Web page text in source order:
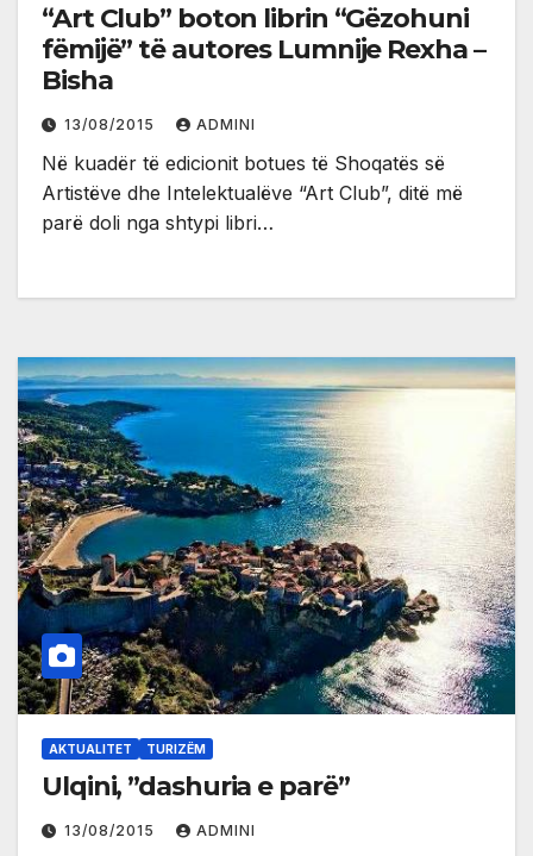
“Art Club” boton librin “Gëzohuni
fëmijë” të autores Lumnije Rexha –
Bisha
13/08/2015 ADMINI
Në kuadër të edicionit botues të Shoqatës së
Artistëve dhe Intelektualëve “Art Club”, ditë më
parë doli nga shtypi libri…
AKTUALITET TURIZËM
Ulqini, ”dashuria e parë”
13/08/2015 ADMINI